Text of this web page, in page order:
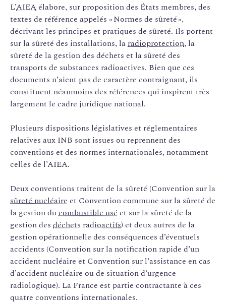
L’AIEAélabore, sur proposition des États membres, des
textes de référence appelés « Normes de sûreté »,
décrivant les principes et pratiques de sûreté. Ils portent
sur la sûreté des installations, laradioprotection, la
sûreté de la gestion des déchets et la sûreté des
transports de substances radioactives. Bien que ces
documents n’aient pas de caractère contraignant, ils
constituent néanmoins des références qui inspirent très
largement le cadre juridique national.
Plusieurs dispositions législatives et réglementaires
relatives aux INB sont issues ou reprennent des
conventions et des normes internationales, notamment
celles de l’AIEA.
Deux conventions traitent de la sûreté (Convention sur la
sûreté nucléaire et Convention commune sur la sûreté de
la gestion ducombustible usé et sur la sûreté de la
gestion des déchets radioactifs) et deux autres de la
gestion opérationnelle des conséquences d’éventuels
accidents (Convention sur la notification rapide d’un
accident nucléaire et Convention sur l’assistance en cas
d’accident nucléaire ou de situation d’urgence
radiologique). La France est partie contractante à ces
quatre conventions internationales.